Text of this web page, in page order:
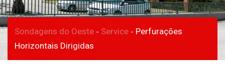
Sondagens do Oeste - Service - Perfurações
Horizontais Dirigidas